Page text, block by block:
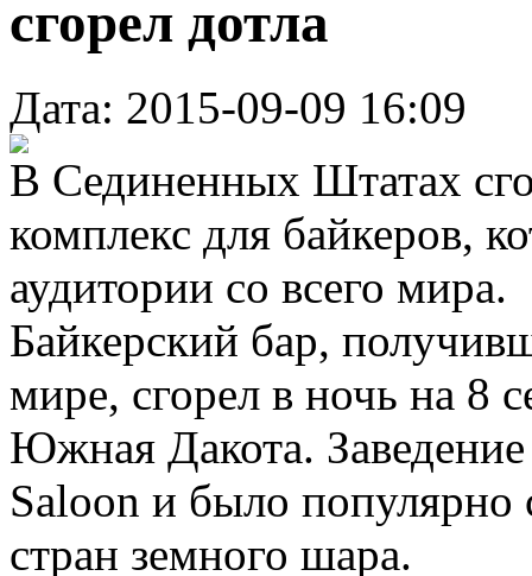
сгорел дотла
Дата: 2015-09-09 16:09
В Сединенных Штатах
комплекс для байкеров,
аудитории со всего мира.
Байкерский бар,
мире, сгорел в ночь на 8
Южная Дакота.
Saloon и было популярно
стран земного шара.